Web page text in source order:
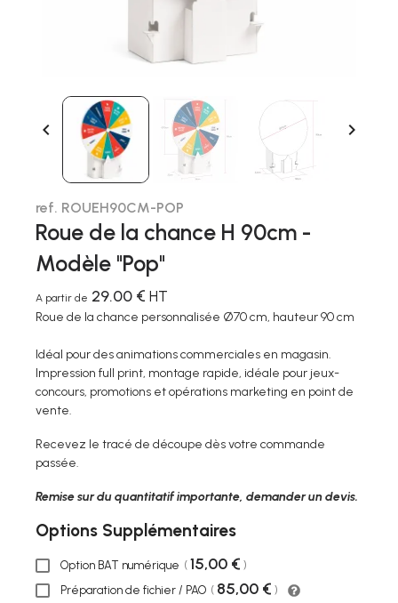
 
ref. ROUEH90CM-POP
Roue de la chance H 90cm -
Modèle "Pop"
A partir de 29.00 € HT
Roue de la chance personnalisée Ø70 cm, hauteur 90 cm
Idéal pour des animations commerciales en magasin.
Impression full print, montage rapide, idéale pour jeux-
concours, promotions et opérations marketing en point de
vente.
Recevez le tracé de découpe dès votre commande
passée.
Remise sur du quantitatif importante, demander un devis.
Options Supplémentaires
Option BAT numérique ( 15,00 € )
Préparation de fichier / PAO ( 85,00 € )